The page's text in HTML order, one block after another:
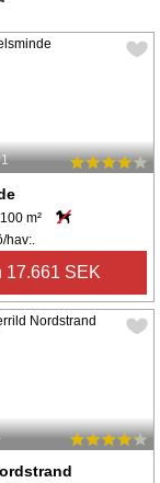
m²
hav:.
17.661 SEK